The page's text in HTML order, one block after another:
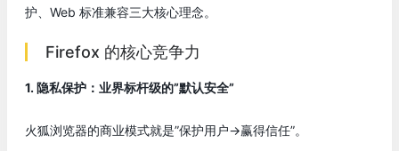
护、Web 标准兼容三大核心理念。
Firefox 的核心竞争力
1. 隐私保护：业界标杆级的”默认安全”
火狐浏览器的商业模式就是”保护用户→赢得信任”。